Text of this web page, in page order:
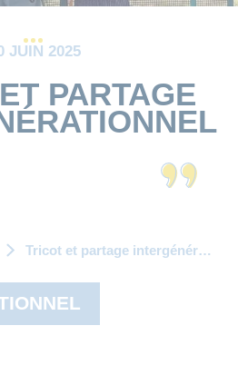
JUIN 2025
PARTAGE
Tricot et partage intergénérationnel